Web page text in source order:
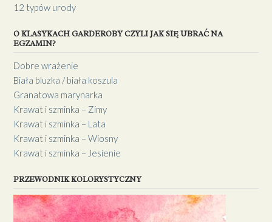
12 typów urody
O KLASYKACH GARDEROBY CZYLI JAK SIĘ UBRAĆ NA
EGZAMIN?
Dobre wrażenie
Biała bluzka / biała koszula
Granatowa marynarka
Krawat i szminka – Zimy
Krawat i szminka – Lata
Krawat i szminka – Wiosny
Krawat i szminka – Jesienie
PRZEWODNIK KOLORYSTYCZNY